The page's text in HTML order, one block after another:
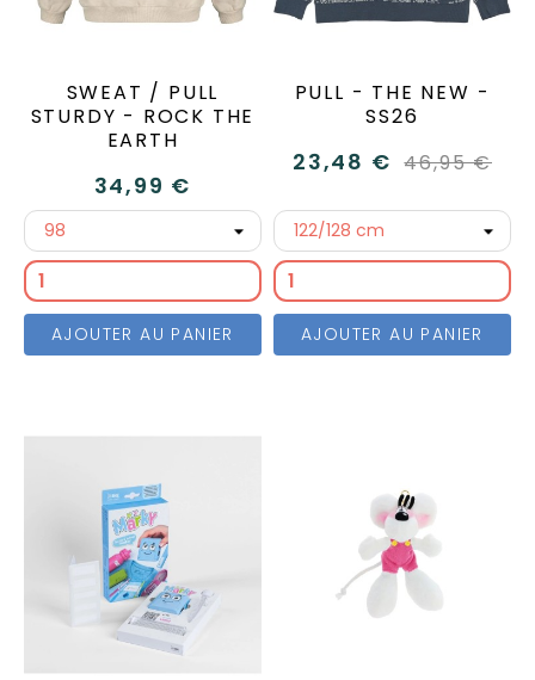
SWEAT / PULL
STURDY - ROCK THE
EARTH
34,99 €
AJOUTER AU PANIER
PULL - THE NEW -
SS26
23,48 € 46,95 €
AJOUTER AU PANIER